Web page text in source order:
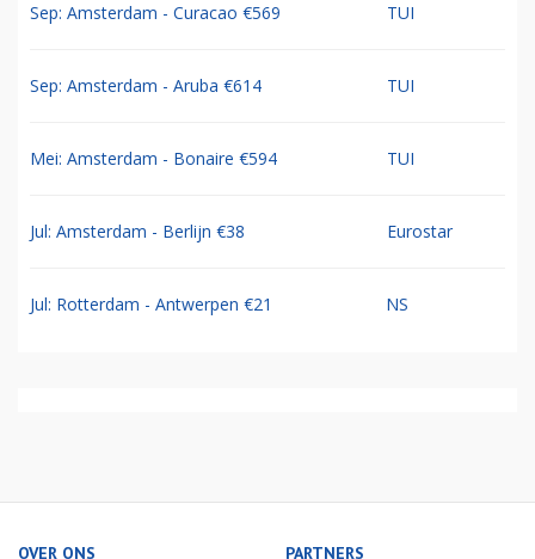
Sep: Amsterdam - Curacao €569 TUI
Sep: Amsterdam - Aruba €614 TUI
Mei: Amsterdam - Bonaire €594 TUI
Jul: Amsterdam - Berlijn €38 Eurostar
Jul: Rotterdam - Antwerpen €21 NS
OVER ONS PARTNERS